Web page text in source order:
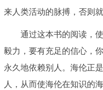
来人类活动的脉搏，否则
通过这本书的阅读，
毅力，要有充足的信心，
永久地依赖别人。海伦正
人，从而使海伦在知识的